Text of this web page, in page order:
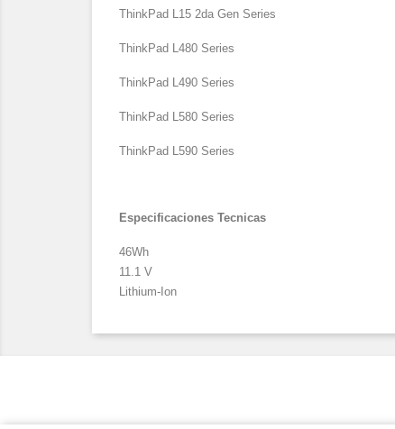
ThinkPad L15 2da Gen Series
ThinkPad L480 Series
ThinkPad L490 Series
ThinkPad L580 Series
ThinkPad L590 Series
Especificaciones Tecnicas
46Wh
11.1 V
Lithium-Ion